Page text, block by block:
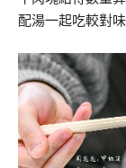
配湯一起吃較對味